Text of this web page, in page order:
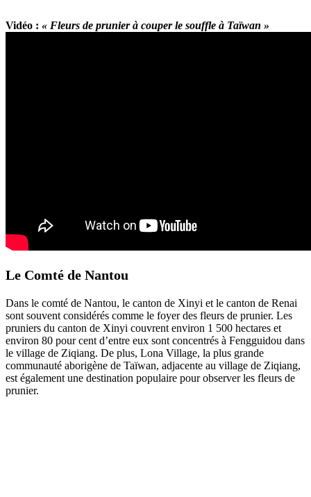
Vidéo : « Fleurs de prunier à couper le souffle à Taïwan »
Le Comté de Nantou
Dans le comté de Nantou, le canton de Xinyi et le canton de Renai
sont souvent considérés comme le foyer des fleurs de prunier. Les
pruniers du canton de Xinyi couvrent environ 1 500 hectares et
environ 80 pour cent d’entre eux sont concentrés à Fengguidou dans
le village de Ziqiang. De plus, Lona Village, la plus grande
communauté aborigène de Taïwan, adjacente au village de Ziqiang,
est également une destination populaire pour observer les fleurs de
prunier.